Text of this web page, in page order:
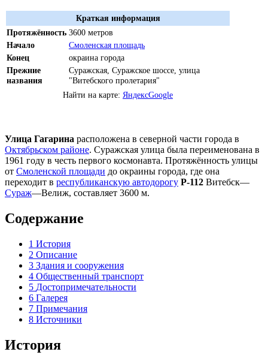
Краткая информация
Протяжённость 3600 метров
Начало
Смоленская площадь
Конец
окраина города
Прежние
названия
Суражская, Суражское шоссе, улица
"Витебского пролетария"
Найти на карте: ЯндексGoogle
Улица Гагарина расположена в северной части города в
Октябрьском районе. Суражская улица была переименована в
1961 году в честь первого космонавта. Протяжённость улицы
от Смоленской площади до окраины города, где она
переходит в республиканскую автодорогу Р-112 Витебск—
Сураж—Велиж, составляет 3600 м.
Содержание
1 История
2 Описание
3 Здания и сооружения
4 Общественный транспорт
5 Достопримечательности
6 Галерея
7 Примечания
8 Источники
История